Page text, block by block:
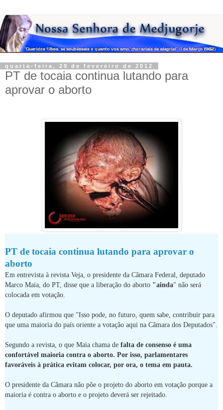
quarta-feira, 29 de fevereiro de 2012
PT de tocaia continua lutando para
aprovar o aborto
PT de tocaia continua lutando para aprovar o
aborto
Em entrevista à revista Veja, o presidente da Câmara Federal, deputado
Marco Maia, do PT, disse que a liberação do aborto "ainda" não será
colocada em votação.
O deputado afirmou que "Isso pode, no futuro, quem sabe, contribuir para
que uma maioria do país oriente a votação aqui na Câmara dos Deputados".
Segundo a revista, o que Maia chama de falta de consenso é uma
confortável maioria contra o aborto. Por isso, parlamentares
favoráveis à prática evitam colocar, por ora, o tema em pauta.
O presidente da Câmara não põe o projeto do aborto em votação porque a
maioria é contra o aborto e o projeto deverá ser rejeitado.